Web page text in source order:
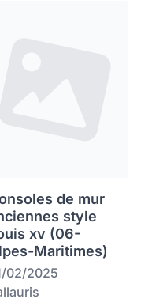
de mur
style
xv (06-
Maritimes)
02/2025